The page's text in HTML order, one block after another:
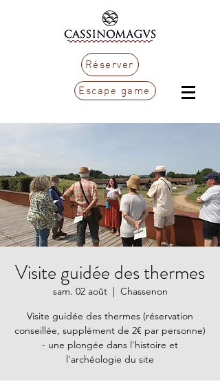
Réserver
Escape game
Visite guidée des thermes
sam. 02 août
  |
Chassenon
Visite guidée des thermes (réservation
conseillée, supplément de 2€ par personne)
- une plongée dans l'histoire et
l'archéologie du site